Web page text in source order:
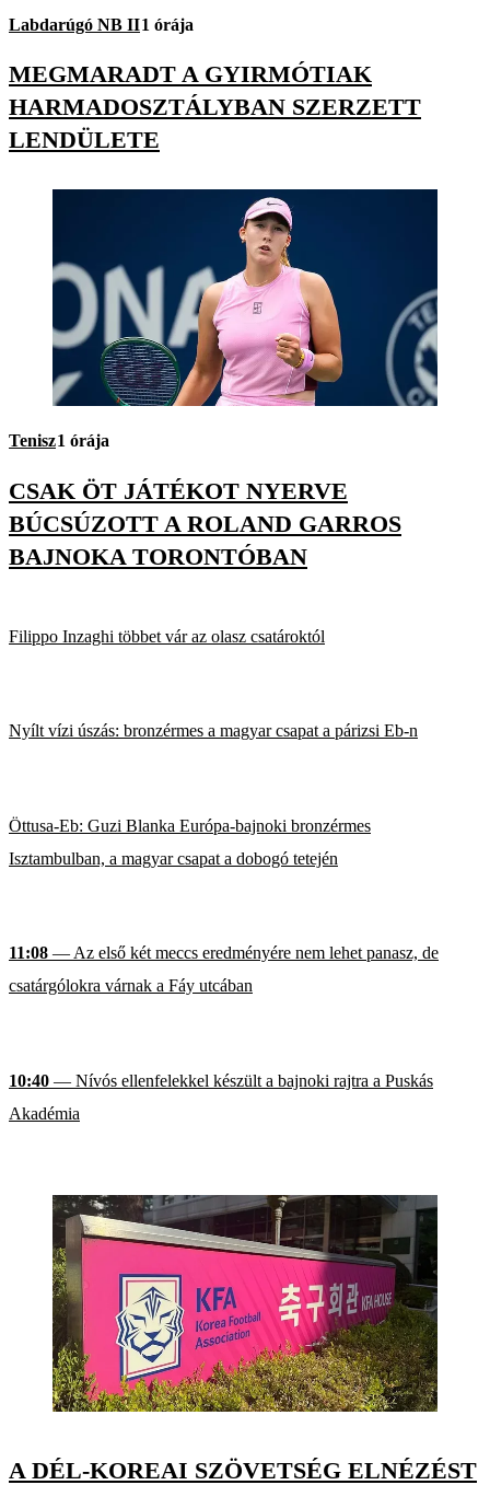
Labdarúgó NB II1 órája
MEGMARADT A GYIRMÓTIAK
HARMADOSZTÁLYBAN SZERZETT
LENDÜLETE
Tenisz1 órája
CSAK ÖT JÁTÉKOT NYERVE
BÚCSÚZOTT A ROLAND GARROS
BAJNOKA TORONTÓBAN
Filippo Inzaghi többet vár az olasz csatároktól
Nyílt vízi úszás: bronzérmes a magyar csapat a párizsi Eb-n
Öttusa-Eb: Guzi Blanka Európa-bajnoki bronzérmes
Isztambulban, a magyar csapat a dobogó tetején
11:08 — Az első két meccs eredményére nem lehet panasz, de
csatárgólokra várnak a Fáy utcában
10:40 — Nívós ellenfelekkel készült a bajnoki rajtra a Puskás
Akadémia
A DÉL-KOREAI SZÖVETSÉG ELNÉZÉST